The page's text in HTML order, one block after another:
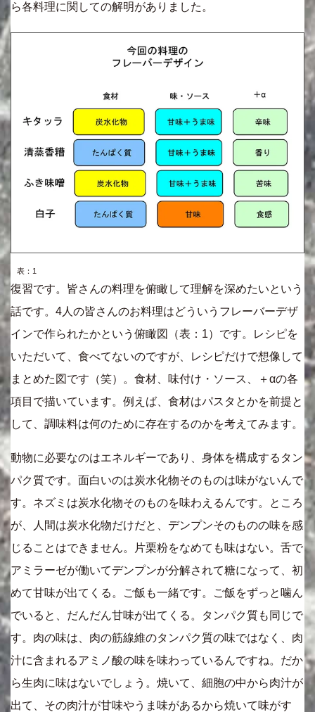
ら各料理に関しての解明がありました。
表：1
復習です。皆さんの料理を俯瞰して理解を深めたいという
話です。4人の皆さんのお料理はどういうフレーバーデザ
インで作られたかという俯瞰図（表：1）です。レシピを
いただいて、食べてないのですが、レシピだけで想像して
まとめた図です（笑）。食材、味付け・ソース、＋αの各
項目で描いています。例えば、食材はパスタとかを前提と
して、調味料は何のために存在するのかを考えてみます。
動物に必要なのはエネルギーであり、身体を構成するタン
パク質です。面白いのは炭水化物そのものは味がないんで
す。ネズミは炭水化物そのものを味わえるんです。ところ
が、人間は炭水化物だけだと、デンプンそのものの味を感
じることはできません。片栗粉をなめても味はない。舌で
アミラーゼが働いてデンプンが分解されて糖になって、初
めて甘味が出てくる。ご飯も一緒です。ご飯をずっと噛ん
でいると、だんだん甘味が出てくる。タンパク質も同じで
す。肉の味は、肉の筋線維のタンパク質の味ではなく、肉
汁に含まれるアミノ酸の味を味わっているんですね。だか
ら生肉に味はないでしょう。焼いて、細胞の中から肉汁が
出て、その肉汁が甘味やうま味があるから焼いて味がす